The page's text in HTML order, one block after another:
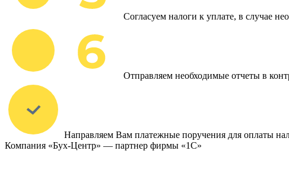
Согласуем налоги к уплате, в случае
Отправляем необходимые отчеты в
Направляем Вам платежные поручения для оплаты
Компания «Бух-Центр» — партнер фирмы «1С»